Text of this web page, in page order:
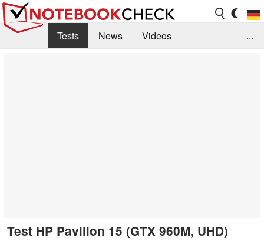
Tests News
Videos
...
Test HP Pavilion 15 (GTX 960M, UHD)